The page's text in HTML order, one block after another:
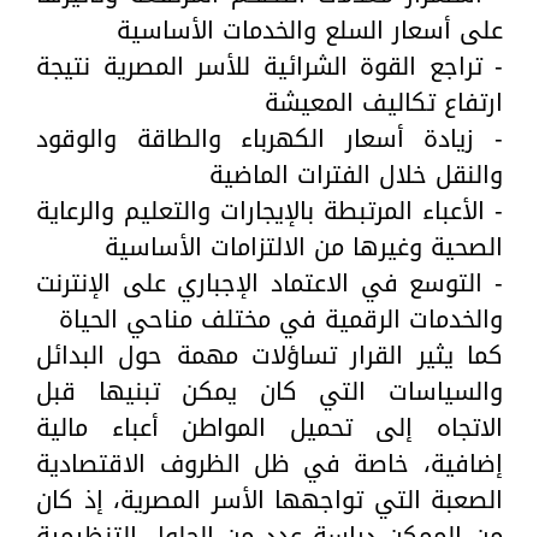
على أسعار السلع والخدمات الأساسية
- تراجع القوة الشرائية للأسر المصرية نتيجة
ارتفاع تكاليف المعيشة
- زيادة أسعار الكهرباء والطاقة والوقود
والنقل خلال الفترات الماضية
- الأعباء المرتبطة بالإيجارات والتعليم والرعاية
الصحية وغيرها من الالتزامات الأساسية
- التوسع في الاعتماد الإجباري على الإنترنت
والخدمات الرقمية في مختلف مناحي الحياة
كما يثير القرار تساؤلات مهمة حول البدائل
والسياسات التي كان يمكن تبنيها قبل
الاتجاه إلى تحميل المواطن أعباء مالية
إضافية، خاصة في ظل الظروف الاقتصادية
الصعبة التي تواجهها الأسر المصرية، إذ كان